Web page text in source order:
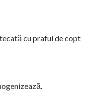
cu praful de copt